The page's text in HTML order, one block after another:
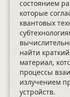
состоянием
которые
квантовых
найти
материал,
процессы
излучением
устройств.